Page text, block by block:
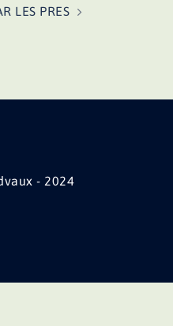
LES PRES
- 2024